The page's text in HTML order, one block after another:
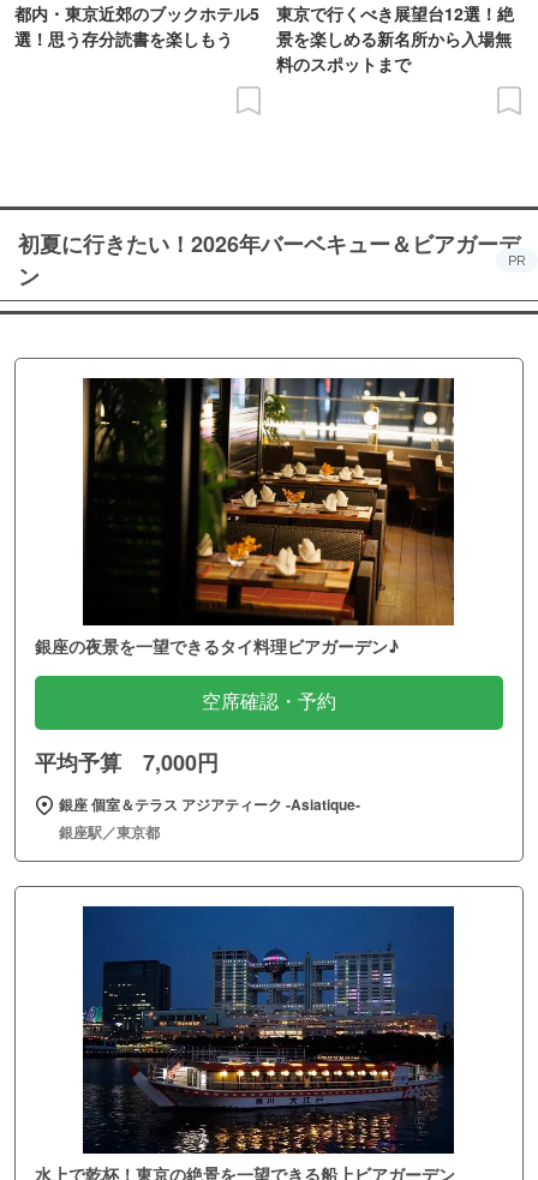
都内・東京近郊のブックホテル5
選！思う存分読書を楽しもう
東京で行くべき展望台12選！絶
景を楽しめる新名所から入場無
料のスポットまで
初夏に行きたい！2026年バーベキュー＆ビアガーデ
ン
PR
銀座の夜景を一望できるタイ料理ビアガーデン♪
空席確認・予約
平均予算 7,000円
銀座 個室＆テラス アジアティーク ‐Asiatique‐
銀座駅／東京都
水上で乾杯！東京の絶景を一望できる船上ビアガーデン